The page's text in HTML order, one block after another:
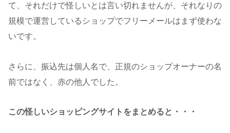
て、それだけで怪しいとは言い切れませんが、それなりの
規模で運営しているショップでフリーメールはまず使わな
いです。
さらに、振込先は個人名で、正規のショップオーナーの名
前ではなく、赤の他人でした。
この怪しいショッピングサイトをまとめると・・・